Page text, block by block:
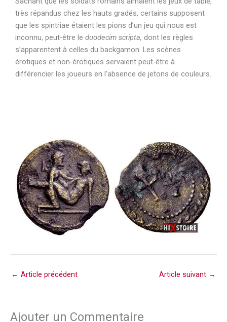
très répandus chez les hauts gradés, certains supposent
que les spintriae étaient les pions d’un jeu qui nous est
inconnu, peut-être le duodecim scripta, dont les règles
s’apparentent à celles du backgamon. Les scènes
érotiques et non-érotiques servaient peut-être à
différencier les joueurs en l’absence de jetons de couleurs.
← Article précédent Article suivant →
Ajouter un Commentaire